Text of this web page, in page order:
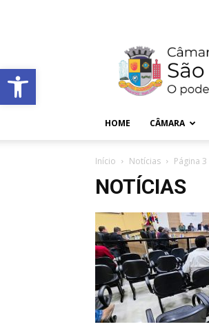
Barra de Ferramentas Aberta
Câmara
Municipal
de
São
HOME CÂMARA
Início Notícias Página 3
NOTÍCIAS